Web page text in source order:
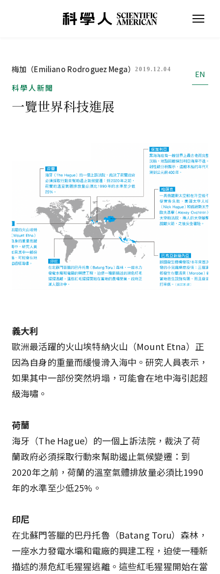
梅加（Emiliano Rodroguez Mega）2019.12.04
EN
科學人新聞
一覽世界科技進展
義大利
歐洲最活躍的火山埃特納火山（Mount Etna）正
因為自身的重量而緩慢滑入海中。研究人員表示，
如果其中一部份突然坍塌，可能會在地中海引起超
級海嘯。
荷蘭
海牙（The Hague）的一個上訴法院，裁決了荷
蘭政府必須採取行動來幫助遏止氣候變遷：到
2020年之前，荷蘭的溫室氣體排放量必須比1990
年的水準至少低25%。
印尼
在北蘇門答臘的巴丹托魯（Batang Toru）森林，
一座水力發電水壩和電廠的興建工程，迫使一種新
描述的瀕危紅毛猩猩逃離。這些紅毛猩猩開始在當